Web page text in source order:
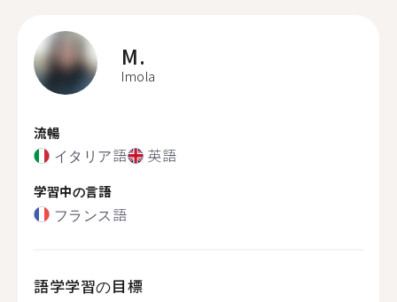
M.
Imola
流暢
イタリア語 英語
学習中の言語
フランス語
語学学習の目標